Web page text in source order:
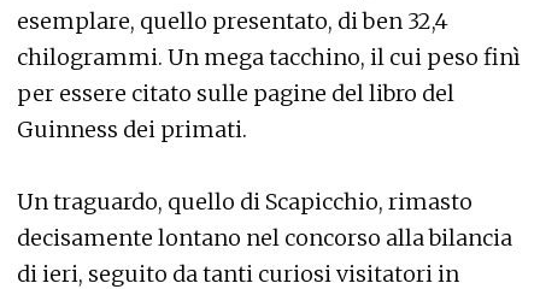
esemplare, quello presentato, di ben 32,4
chilogrammi. Un mega tacchino, il cui peso finì
per essere citato sulle pagine del libro del
Guinness dei primati.
Un traguardo, quello di Scapicchio, rimasto
decisamente lontano nel concorso alla bilancia
di ieri, seguito da tanti curiosi visitatori in